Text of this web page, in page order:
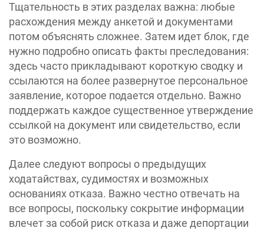
Тщательность в этих разделах важна: любые
расхождения между анкетой и документами
потом объяснять сложнее. Затем идет блок, где
нужно подробно описать факты преследования:
здесь часто прикладывают короткую сводку и
ссылаются на более развернутое персональное
заявление, которое подается отдельно. Важно
поддержать каждое существенное утверждение
ссылкой на документ или свидетельство, если
это возможно.
Далее следуют вопросы о предыдущих
ходатайствах, судимостях и возможных
основаниях отказа. Важно честно отвечать на
все вопросы, поскольку сокрытие информации
влечет за собой риск отказа и даже депортации